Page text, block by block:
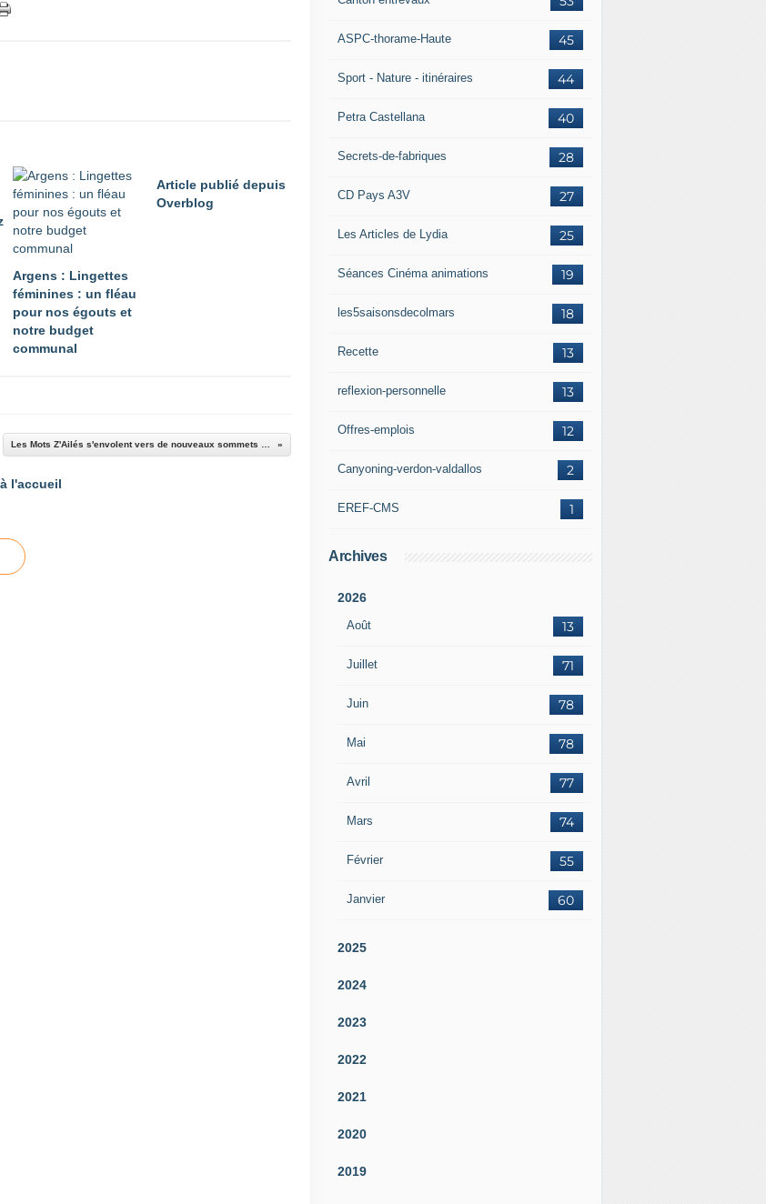
Argens : Lingettes
féminines : un fléau
pour nos égouts et
notre budget
communal
Article publié depuis
Overblog
l'accueil
45
ASPC-thorame-Haute
44
Sport - Nature - itinéraires
40
Petra Castellana
28
Secrets-de-fabriques
27
CD Pays A3V
25
Les Articles de Lydia
19
Séances Cinéma animations
18
les5saisonsdecolmars
13
Recette
13
reflexion-personnelle
12
Offres-emplois
2
Canyoning-verdon-valdallos
1
EREF-CMS
Archives
2026
Août 13
Juillet 71
Juin 78
Mai 78
Avril 77
Mars 74
Février 55
Janvier 60
2025
2024
2023
2022
2021
2020
2019